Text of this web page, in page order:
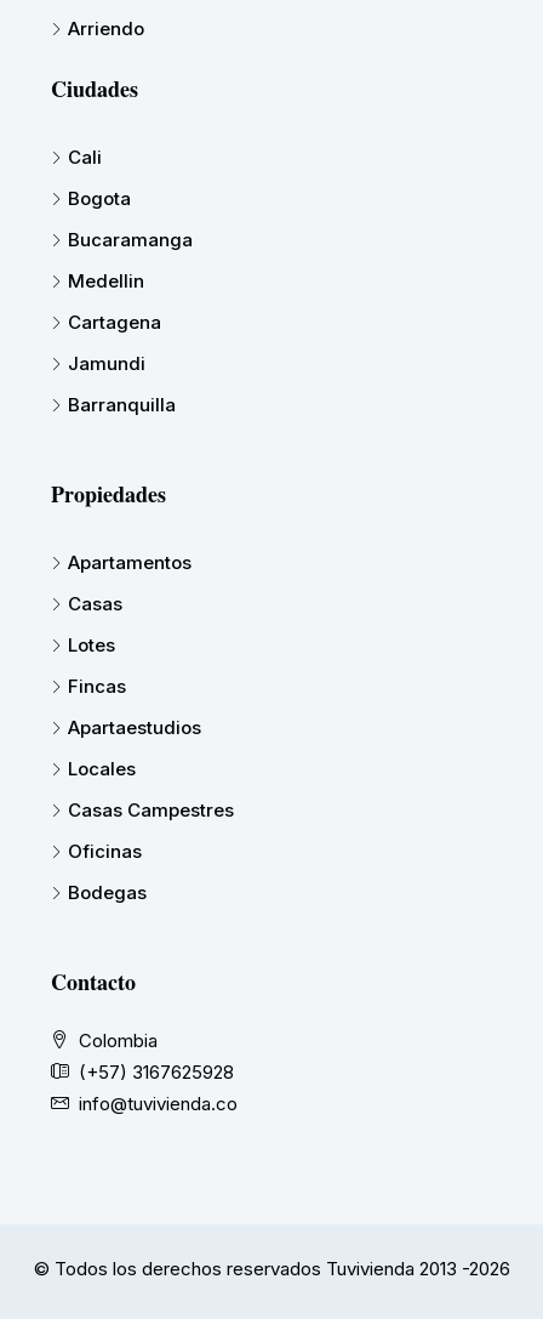
Arriendo
Ciudades
Cali
Bogota
Bucaramanga
Medellin
Cartagena
Jamundi
Barranquilla
Propiedades
Apartamentos
Casas
Lotes
Fincas
Apartaestudios
Locales
Casas Campestres
Oficinas
Bodegas
Contacto
Colombia
(+57) 3167625928
info@tuvivienda.co
© Todos los derechos reservados Tuvivienda 2013 -2026